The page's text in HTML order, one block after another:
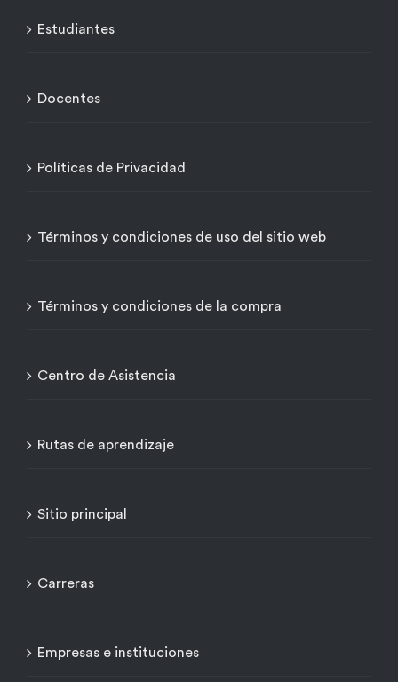
Estudiantes
Docentes
Políticas de Privacidad
Términos y condiciones de uso del sitio web
Términos y condiciones de la compra
Centro de Asistencia
Rutas de aprendizaje
Sitio principal
Carreras
Empresas e instituciones